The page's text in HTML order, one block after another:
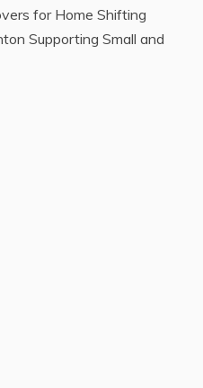
for Home Shifting
Supporting Small and